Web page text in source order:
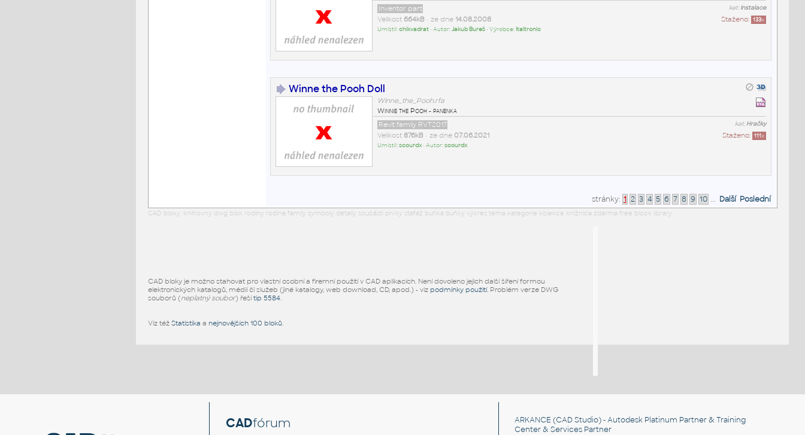
kat:Instalace
Inventor part
Staženo: 133x
Velikost 664kB• ze dne 14.08.2008
Umístil:chikvadrat• Autor:Jakub Bureš• Výrobce: Italtronic
Winne the Pooh Doll
Winne_the_Pooh.rfa
Winnie the Pooh - panenka
kat:Hračky
Revit family RVT2017
Staženo: 111x
Velikost 876kB• ze dne 07.06.2021
Umístil:scourdx• Autor:scourdx
stránky: 1 2 3 4 5 6 7 8 9 10 ... Další Poslední
CAD bloky: knihovny dwg blok rodiny rodina family symboly detaily součásti prvky stafáž buňka buňky výkres téma kategorie kolekce knižnica zdarma free block library
CAD bloky je možno stahovat pro vlastní osobní a firemní použití v CAD aplikacích. Není dovoleno jejich další šíření formou
elektronických katalogů, médií či služeb (jiné katalogy, web download, CD, apod.) - viz podmínky použití. Problém verze DWG
souborů (neplatný soubor) řešítip 5584.
Viz též Statistika a nejnovějších 100 bloků.
CADfórum ARKANCE (CAD Studio) - Autodesk Platinum Partner & Training
Center & Services Partner